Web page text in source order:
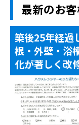
最新のお
築後25年経過
根・外壁・浴
化が著しく改